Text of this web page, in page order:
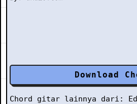
Download
Chord gitar lainnya dari: